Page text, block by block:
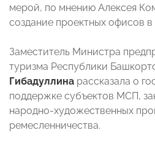
мерой, по мнению Алексея
создание проектных офисов в
Заместитель Министра
туризма Республики
Гибадуллина рассказала о
поддержке субъектов МСП,
народно-художественных
ремесленничества.